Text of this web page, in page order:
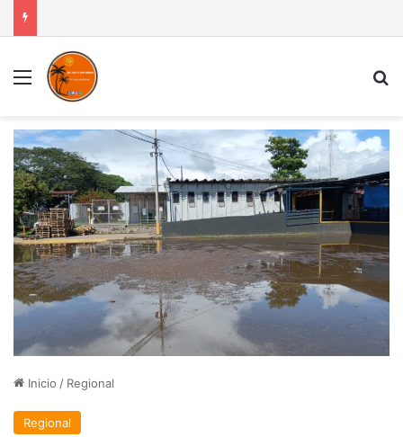
Menú
Inicio / Regional
Regional